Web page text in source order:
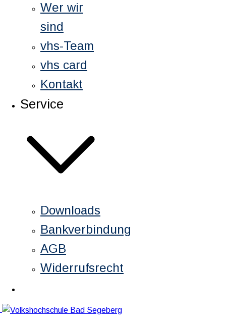
Wer wir
sind
vhs-Team
vhs card
Kontakt
Service
Downloads
Bankverbindung
AGB
Widerrufsrecht